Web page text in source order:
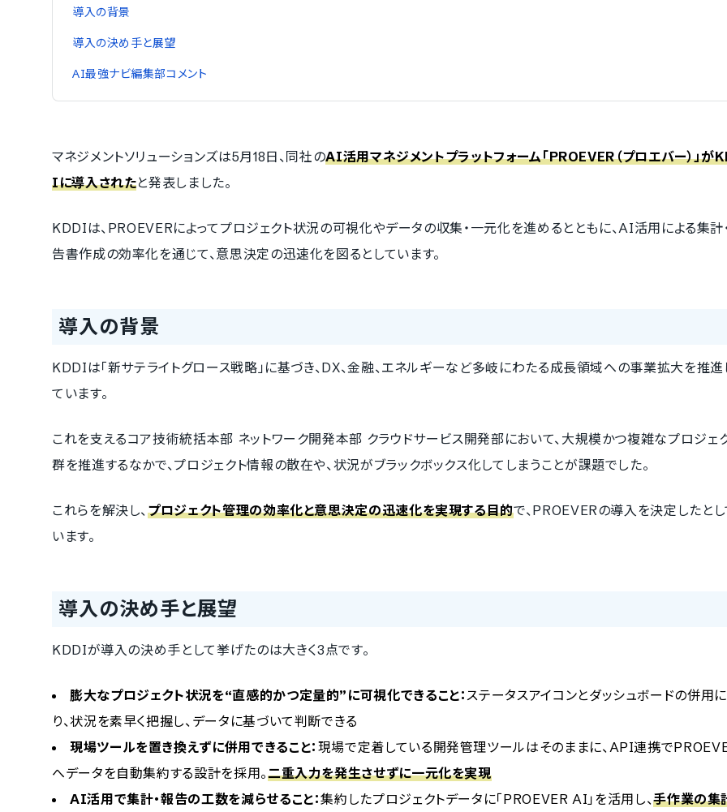
導入の背景
導入の決め手と展望
AI最強ナビ編集部コメント
マネジメントソリューションズは5月18日、同社のAI活用マネジメントプラットフォーム「PROEVER（プロエバー）」が
Iに導入されたと発表しました。
KDDIは、PROEVERによってプロジェクト状況の可視化やデータの収集・一元化を進めるとともに、AI活用による集計
告書作成の効率化を通じて、意思決定の迅速化を図るとしています。
導入の背景
KDDIは「新サテライトグロース戦略」に基づき、DX、金融、エネルギーなど多岐にわたる成長領域への事業拡大を推進
ています。
これを支えるコア技術統括本部 ネットワーク開発本部 クラウドサービス開発部において、大規模かつ複雑なプロジェ
群を推進するなかで、プロジェクト情報の散在や、状況がブラックボックス化してしまうことが課題でした。
これらを解決し、プロジェクト管理の効率化と意思決定の迅速化を実現する目的で、PROEVERの導入を決定したと
います。
導入の決め手と展望
KDDIが導入の決め手として挙げたのは大きく3点です。
膨大なプロジェクト状況を“直感的かつ定量的”に可視化できること：ステータスアイコンとダッシュボードの併用
り、状況を素早く把握し、データに基づいて判断できる
現場ツールを置き換えずに併用できること： 現場で定着している開発管理ツールはそのままに、API連携で
へデータを自動集約する設計を採用。二重入力を発生させずに一元化を実現
AI活用で集計・報告の工数を減らせること：集約したプロジェクトデータに「PROEVER AI」を活用し、手作業の集